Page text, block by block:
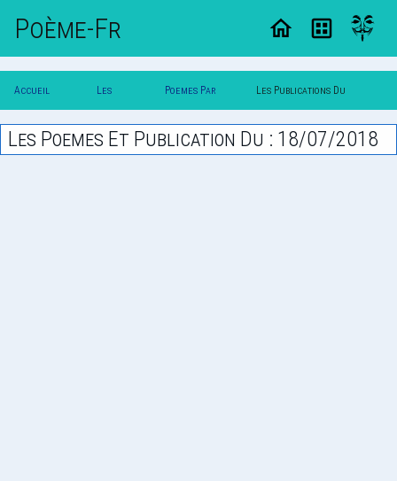
Poème-Fr
Accueil
Poesie
Les
Poesies
Poemes Par Les Publications Du
18/07/2018
Les Poemes Et Publication Du : 18/07/2018